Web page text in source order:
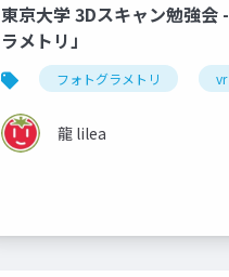
東京大学 3Dスキャン勉強会
ラメトリ」
フォトグラメトリ vr
龍 lilea